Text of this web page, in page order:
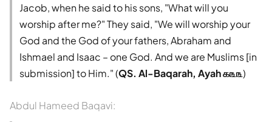
Jacob, when he said to his sons, "What will you
worship after me?" They said, "We will worship your
God and the God of your fathers, Abraham and
Ishmael and Isaac – one God. And we are Muslims [in
submission] to Him." (QS. Al-Baqarah, Ayah ௧௩௩)
Abdul Hameed Baqavi: